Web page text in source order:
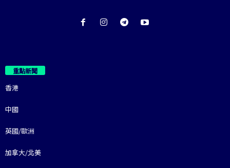
重點新聞
香港
中國
英國/歐洲
加拿大/北美